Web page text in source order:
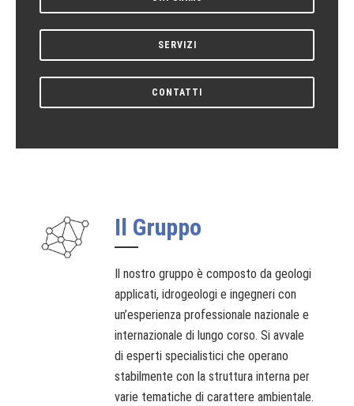
SERVIZI
CONTATTI
Il Gruppo
Il nostro gruppo è composto da geologi
applicati, idrogeologi e ingegneri con
un’esperienza professionale nazionale e
internazionale di lungo corso. Si avvale
di esperti specialistici che operano
stabilmente con la struttura interna per
varie tematiche di carattere ambientale.